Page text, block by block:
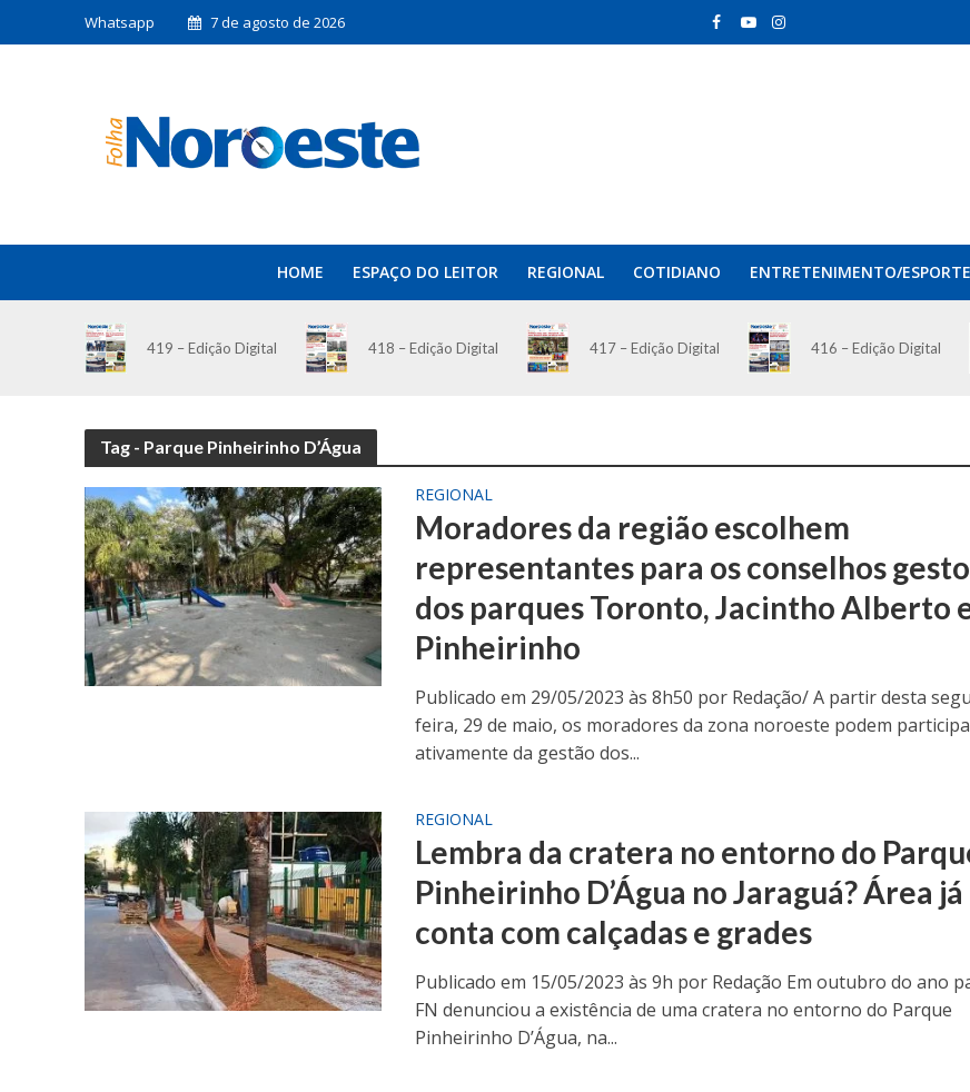
Whatsapp 7 de agosto de 2026
HOME ESPAÇO DO LEITOR REGIONAL COTIDIANO ENTRETENIMENTO/
419 – Edição Digital 418 – Edição Digital 417 – Edição Digital 416 – Edição Digital
Tag - Parque Pinheirinho D’Água
REGIONAL
Moradores da região escolhem
representantes para os conselhos
dos parques Toronto, Jacintho Alberto
Pinheirinho
Publicado em 29/05/2023 às 8h50 por Redação/ A partir desta
feira, 29 de maio, os moradores da zona noroeste podem
ativamente da gestão dos...
REGIONAL
Lembra da cratera no entorno do
Pinheirinho D’Água no Jaraguá? Área já
conta com calçadas e grades
Publicado em 15/05/2023 às 9h por Redação Em outubro do ano
FN denunciou a existência de uma cratera no entorno do Parque
Pinheirinho D’Água, na...